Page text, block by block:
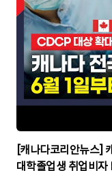
▶
[캐나다코리안뉴스]
대학졸업생 취업비